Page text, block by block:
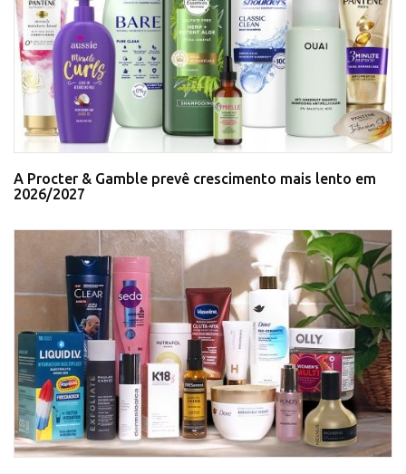
A Procter & Gamble prevê crescimento mais lento em
2026/2027